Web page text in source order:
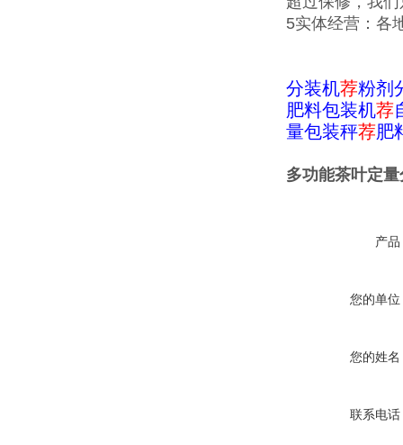
5实体经营：各
分装机荐粉剂
肥料包装机荐
量包装秤荐肥
多功能茶叶定
产品
您的单位
您的姓名
联系电话